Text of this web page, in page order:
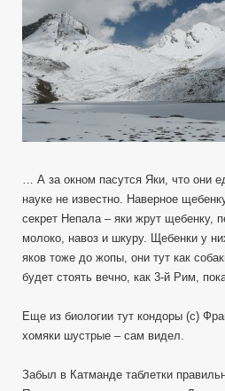
… А за окном пасутся Яки, что они
науке не известно. Наверное
секрет Непала – яки жрут щебенку,
молоко, навоз и шкуру. Щебенки у
яков тоже до жопы, они тут как
будет стоять вечно, как 3-й Рим,
Еще из биологии тут кондоры (с)
хомяки шустрые – сам видел.
Забыл в Катманде таблетки